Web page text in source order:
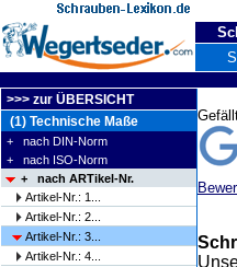
>>> zur ÜBERSICHT
(1) Technische Maße
+ nach DIN-Norm
+ nach ISO-Norm
+ nach ARTikel-Nr.
Artikel-Nr.: 1...
Artikel-Nr.: 2...
Artikel-Nr.: 3...
Artikel-Nr.: 4...